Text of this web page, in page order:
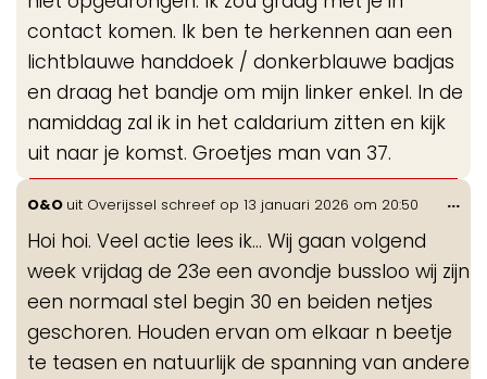
contact komen. Ik ben te herkennen aan een
lichtblauwe handdoek / donkerblauwe badjas
en draag het bandje om mijn linker enkel. In de
namiddag zal ik in het caldarium zitten en kijk
uit naar je komst. Groetjes man van 37.
O&O uit Overijssel schreef op 13 januari 2026 om 20:50
Hoi hoi. Veel actie lees ik... Wij gaan volgend
week vrijdag de 23e een avondje bussloo wij zijn
een normaal stel begin 30 en beiden netjes
geschoren. Houden ervan om elkaar n beetje
te teasen en natuurlijk de spanning van andere
...